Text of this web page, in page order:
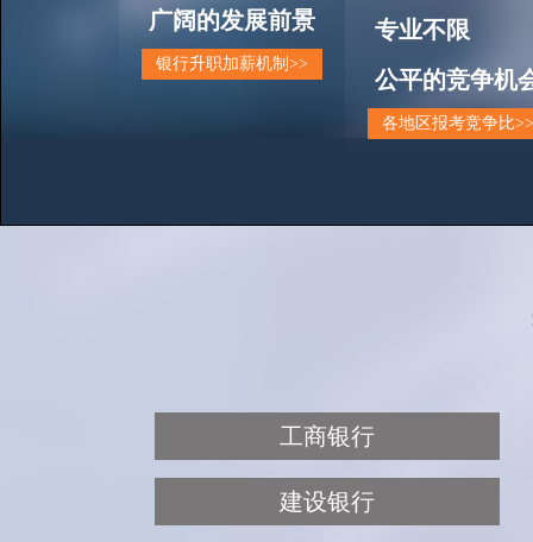
广阔的发展前景
银行升职加薪机制>>
专业不限
公平的竞争机
各地区报考竞争比>>
工商银行
建设银行